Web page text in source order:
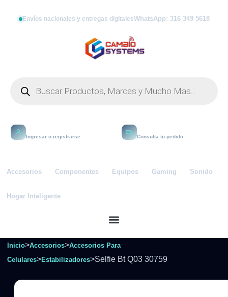
Envíos nacionales y entregas digitalesWhatsApp: 316 349 5618
Ingresar o registrarse Consulta tu pedido
Accesorios Componentes Equipos Gaming Sonido
Hogar Inteligente
Inicio>Accesorios>Accesorios Para
Celulares>Estabilizadores>Selfie Bt Q03 30759